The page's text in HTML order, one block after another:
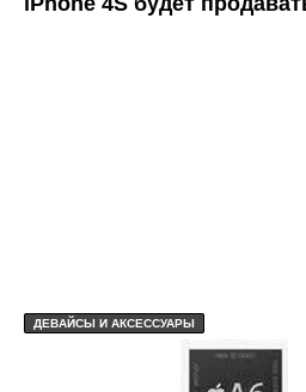
ДЕВАЙСЫ И АКСЕССУАРЫ